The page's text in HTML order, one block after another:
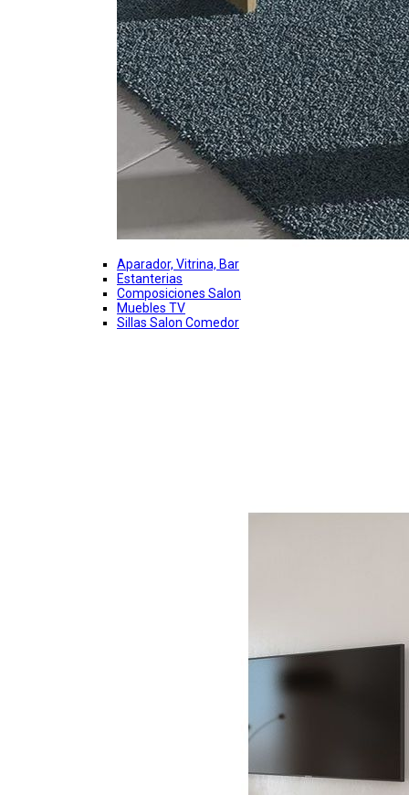
Aparador, Vitrina, Bar
Estanterias
Composiciones Salon
Muebles TV
Sillas Salon Comedor